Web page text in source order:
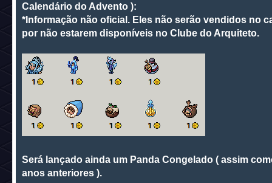
Calendário do Advento ):
*Informação não oficial. Eles não serão vendidos no
por não estarem disponíveis no Clube do Arquiteto.
Será lançado ainda um Panda Congelado ( assim
anos anteriores ).